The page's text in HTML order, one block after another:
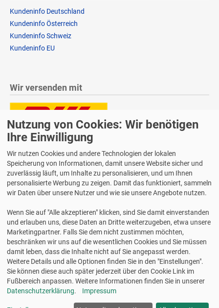
Kundeninfo Deutschland
Kundeninfo Österreich
Kundeninfo Schweiz
Kundeninfo EU
Wir versenden mit
Lieferung auch an Packstationen und Postfilialen
Samstagszustellung
14 Tage Widerrufsrecht
2 Jahre Gewährleistung
Alle Texte, Grafiken, Bilder und das Layout sind urheberrechtlich
geschützt und dürfen nicht ohne ausdrückliche, schriftliche
Erlaubnis weiterverwendet werden.
© 2026 bits&paper GmbH - Avery Zweckform Fachshop - Avery
Zweckform L4773-100 Wetterfeste Etiketten, 63,5 x 33,9 mm
Nutzung von Cookies: Wir benötigen
Ihre Einwilligung
Wir nutzen Cookies und andere Technologien der lokalen
Speicherung von Informationen, damit unsere Website sicher und
zuverlässig läuft, um Inhalte zu personalisieren, und um Ihnen
personalisierte Werbung zu zeigen. Damit das funktioniert, sammeln
wir Daten über unsere Nutzer und wie sie unsere Angebote nutzen.
Wenn Sie auf "Alle akzeptieren" klicken, sind Sie damit einverstanden
und erlauben uns, diese Daten an Dritte weiterzugeben, etwa unsere
Marketingpartner. Falls Sie dem nicht zustimmen möchten,
beschränken wir uns auf die wesentlichen Cookies und Sie müssen
damit leben, dass die Inhalte nicht auf Sie angepasst werden.
Weitere Details und alle Optionen finden Sie in den "Einstellungen".
Sie können diese auch später jederzeit über den Cookie Link im
Fußbereich anpassen. Weitere Informationen finden Sie in unserer
Datenschutzerklärung. Impressum